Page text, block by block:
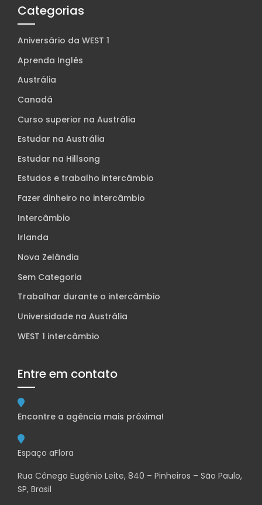
Categorias
Aniversário da WEST 1
Aprenda Inglês
Austrália
Canadá
Curso superior na Austrália
Estudar na Austrália
Estudar na Hillsong
Estudos e trabalho intercâmbio
Fazer dinheiro no intercâmbio
Intercâmbio
Irlanda
Nova Zelândia
Sem Categoria
Trabalhar durante o intercâmbio
Universidade na Austrália
WEST 1 intercâmbio
Entre em contato
Encontre a agência mais próxima!
Espaço aFlora
Rua Cônego Eugênio Leite, 840 – Pinheiros – São Paulo,
SP, Brasil